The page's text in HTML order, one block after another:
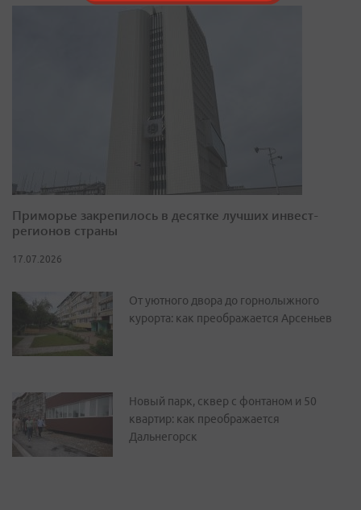
Приморье закрепилось в десятке лучших инвест-
регионов страны
17.07.2026
От уютного двора до горнолыжного
курорта: как преображается Арсеньев
Новый парк, сквер с фонтаном и 50
квартир: как преображается
Дальнегорск